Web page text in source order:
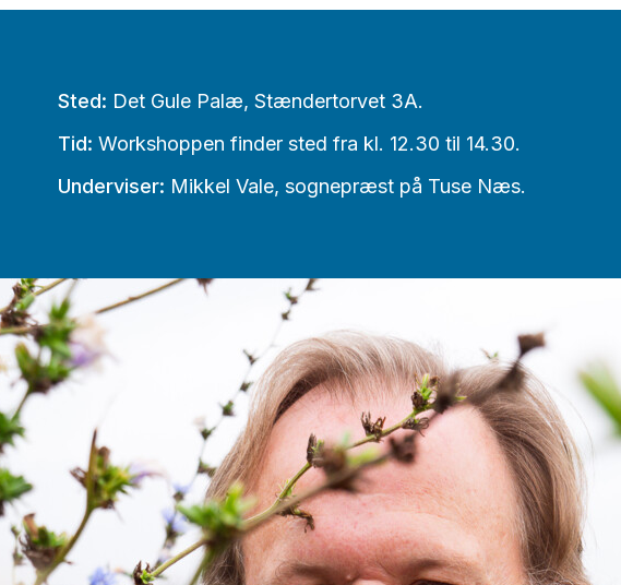
Sted: Det Gule Palæ, Stændertorvet 3A.
Tid: Workshoppen finder sted fra kl. 12.30 til 14.30.
Underviser: Mikkel Vale, sognepræst på Tuse Næs.